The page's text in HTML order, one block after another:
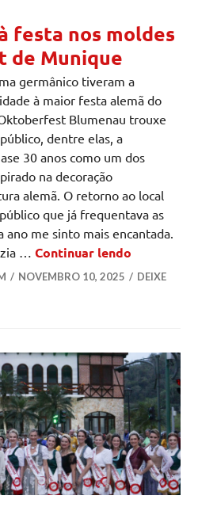
festa nos moldes
de Munique
germânico tiveram a
à maior festa alemã do
Blumenau trouxe
dentre elas, a
30 anos como um dos
na decoração
alemã. O retorno ao local
que já frequentava as
ano me sinto mais encantada.
…Continuar lendo
NOVEMBRO 10, 2025
DEIXE